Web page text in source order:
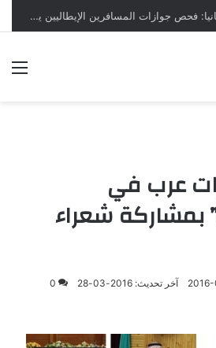
“المعاملة بالمثل”.. إسبانيا: فحص جوازات المسافرين الإيطاليين يبدأ ليل السبت
عرب في
بمشاركة شعراء
آخر تحديث: 2016-03-28 0